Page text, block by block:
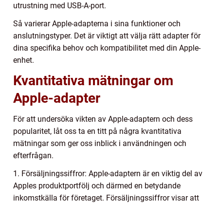
utrustning med USB-A-port.
Så varierar Apple-adapterna i sina funktioner och
anslutningstyper. Det är viktigt att välja rätt adapter för
dina specifika behov och kompatibilitet med din Apple-
enhet.
Kvantitativa mätningar om
Apple-adapter
För att undersöka vikten av Apple-adaptern och dess
popularitet, låt oss ta en titt på några kvantitativa
mätningar som ger oss inblick i användningen och
efterfrågan.
1. Försäljningssiffror: Apple-adaptern är en viktig del av
Apples produktportfölj och därmed en betydande
inkomstkälla för företaget. Försäljningssiffror visar att